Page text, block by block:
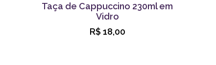
Taça de Cappuccino 230ml em
Vidro
R$ 18,00